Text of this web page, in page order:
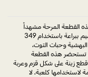
القطعة المرحة مشهداً
ساحراً لسانتا كلوز وهو ينزلق عبر المدخنة. صُنع التصميم ببراعة باستخدام 349
وحبات التوت،
تستحضر هذه القطعة
قطع زينة على شكل قزم وعربة
لاستخدامها كلعبة. لا